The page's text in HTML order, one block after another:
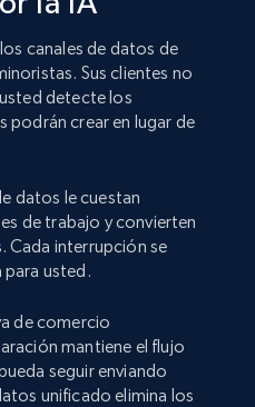
canales de datos de
Sus clientes no
detecte los
podrán crear en lugar de
datos le cuestan
de trabajo y convierten
Cada interrupción se
para usted.
de comercio
mantiene el flujo
seguir enviando
unificado elimina los